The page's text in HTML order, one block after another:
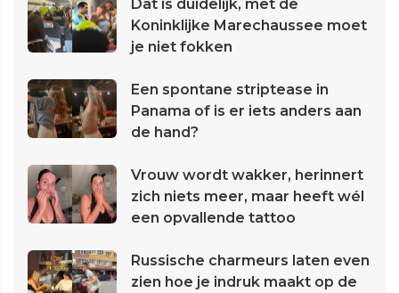
Dat is duidelijk, met de
Koninklijke Marechaussee moet
je niet fokken
Een spontane striptease in
Panama of is er iets anders aan
de hand?
Vrouw wordt wakker, herinnert
zich niets meer, maar heeft wél
een opvallende tattoo
Russische charmeurs laten even
zien hoe je indruk maakt op de